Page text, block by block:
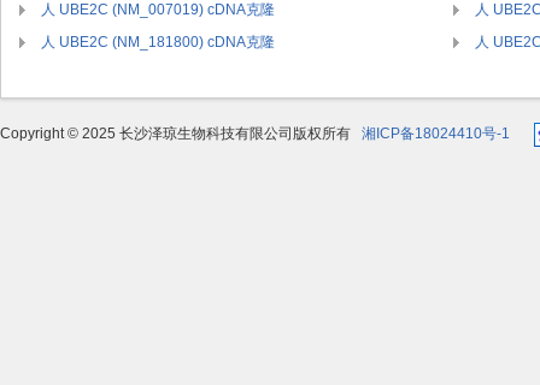
人 UBE2C (NM_007019) cDNA克隆
人
人 UBE2C (NM_181800) cDNA克隆
人
Copyright © 2025 长沙泽琼生物科技有限公司版权所有 湘ICP备18024410号-1